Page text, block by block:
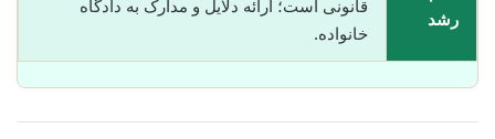
رشد
قانونی است؛ ارائه دلایل و مدارک به دادگاه
خانواده.